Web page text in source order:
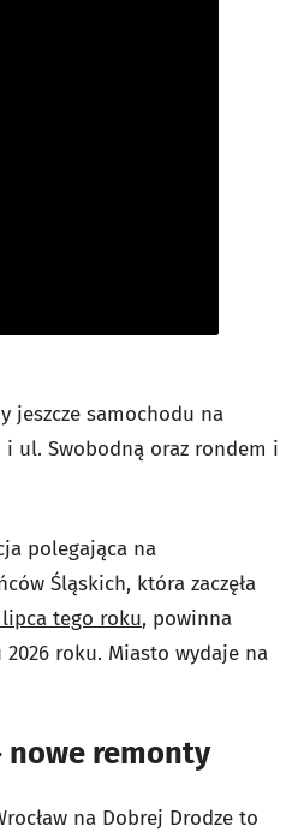
jeszcze samochodu na
ul. Swobodną oraz rondem i
polegająca na
Śląskich, która zaczęła
tego roku, powinna
roku. Miasto wydaje na
nowe remonty
na Dobrej Drodze to